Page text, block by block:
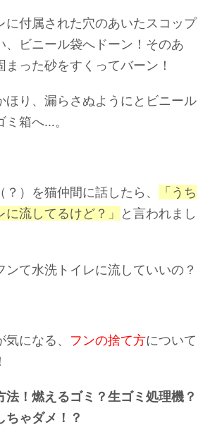
に付属された穴のあいたスコップ
、ビニール袋へドーン！そのあ
まった砂をすくってバーン！
ほり、漏らさぬようにとビニール
ミ箱へ…。
）を猫仲間に話したら、
「うち
流してるけど？」
と言われまし
ンて水洗トイレに流していいの？
になる、 フンの捨て方について
法！燃えるゴミ？生ゴミ処理機？
ちゃダメ！？